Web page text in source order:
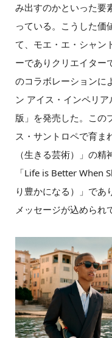
み出すのかといった要
っている。こうした価
て、モエ・エ・シャン
ーでありクリエイター
のコラボレーションに
ン アイス・インペリ
版」を発売した。この
ス・サントロペで育ま
（生きる芸術）」の
「Life is Better When
り豊かになる）」であ
メッセージが込められ